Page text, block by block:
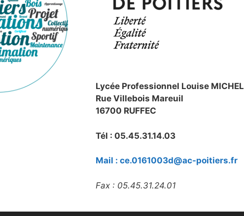
Lycée Professionnel Louise MICHEL
Rue Villebois Mareuil
16700 RUFFEC
Tél : 05.45.31.14.03
Mail : ce.0161003d@ac-poitiers.fr
Fax : 05.45.31.24.01